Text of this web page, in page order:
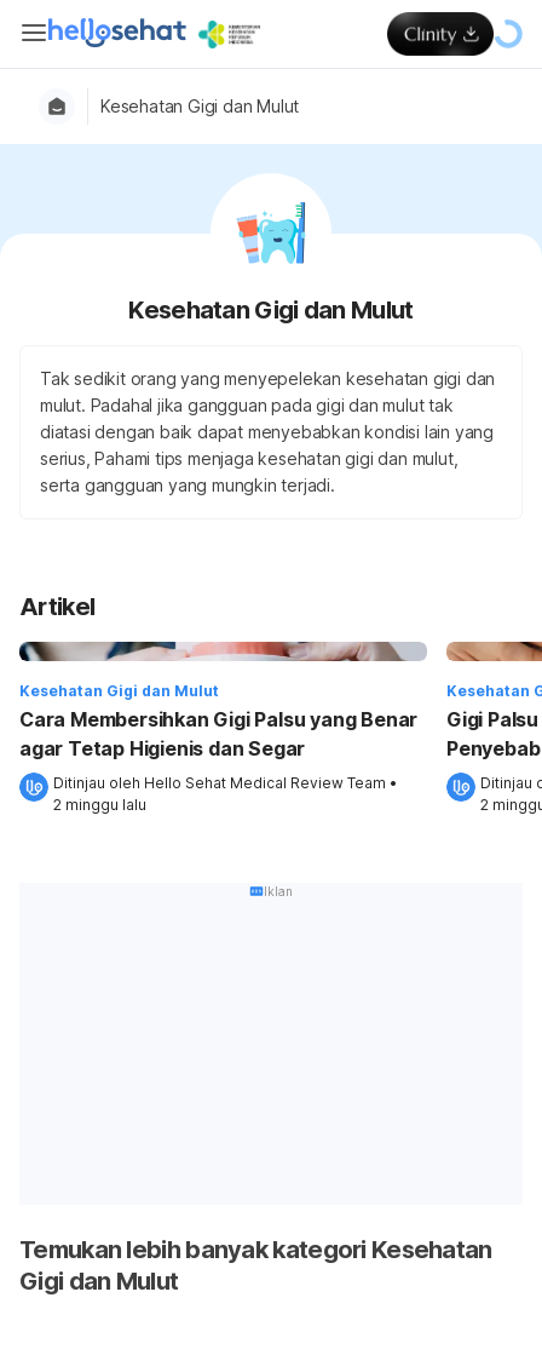
Kesehatan Gigi dan Mulut
Kesehatan Gigi dan Mulut
Tak sedikit orang yang menyepelekan kesehatan gigi dan
mulut. Padahal jika gangguan pada gigi dan mulut tak
diatasi dengan baik dapat menyebabkan kondisi lain yang
serius, Pahami tips menjaga kesehatan gigi dan mulut,
serta gangguan yang mungkin terjadi.
Artikel
Kesehatan Gigi dan Mulut
Cara Membersihkan Gigi Palsu yang Benar
agar Tetap Higienis dan Segar
Ditinjau oleh Hello Sehat Medical Review Team •
2 minggu lalu
Kesehatan
Gigi
Ditinjau
2
Iklan
Temukan lebih banyak kategori Kesehatan
Gigi dan Mulut